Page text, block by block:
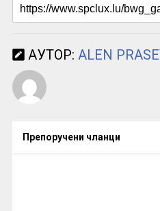
АУТОР: ALEN
Препоручени чланци